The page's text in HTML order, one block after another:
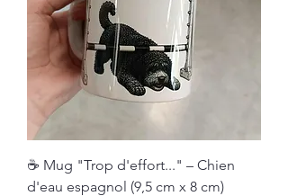
☕ Mug "Trop d'effort..." – Chien
d'eau espagnol (9,5 cm x 8 cm)